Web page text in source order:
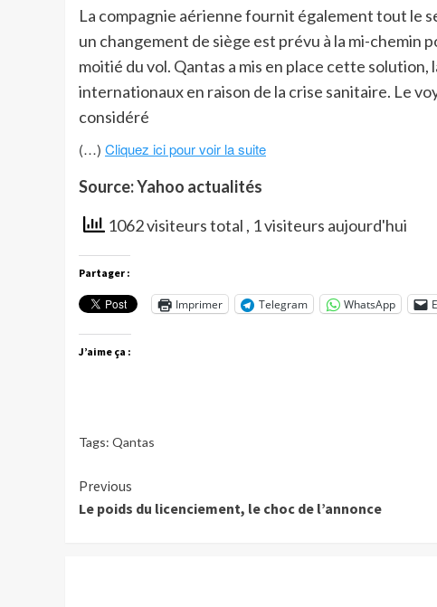
La compagnie aérienne fournit également tout le
un changement de siège est prévu à la mi-chemin
moitié du vol. Qantas a mis en place cette solution,
internationaux en raison de la crise sanitaire. Le
considéré
(…) Cliquez ici pour voir la suite
Source: Yahoo actualités
1062 visiteurs total , 1 visiteurs aujourd'hui
Partager :
Imprimer Telegram WhatsApp
J’aime ça :
Tags: Qantas
Continue
Reading
Previous
Le poids du licenciement, le choc de l’annonce